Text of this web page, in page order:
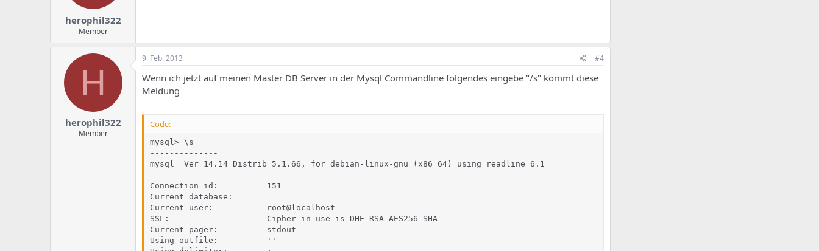
herophil322
Member
H
herophil322
Member
9. Feb. 2013 #4
Wenn ich jetzt auf meinen Master DB Server in der Mysql Commandline folgendes eingebe "/s" kommt diese
Meldung
Code:
mysql> \s
--------------
mysql  Ver 14.14 Distrib 5.1.66, for debian-linux-gnu (x86_64) using readline 6.1
Connection id:          151
Current database:
Current user:           root@localhost
SSL:                    Cipher in use is DHE-RSA-AES256-SHA
Current pager:          stdout
Using outfile:          ''